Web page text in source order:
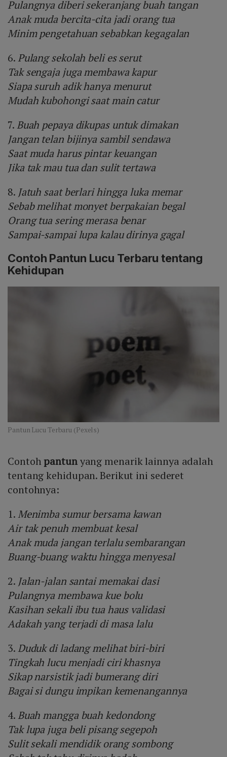
Pulangnya diberi sekeranjang buah tangan
Anak muda bercita-cita jadi orang tua
Minim pengetahuan sebabkan kegagalan
6. Pulang sekolah beli es serut
Tak sengaja juga membawa kapur
Siapa suruh adik hanya menurut
Mudah kubohongi saat main catur
7. Buah pepaya dikupas untuk dimakan
Jangan telan bijinya sambil sendawa
Saat muda harus pintar keuangan
Jika tak mau tua dan sulit tertawa
8. Jatuh saat berlari hingga luka memar
Sebab melihat monyet berpakaian begal
Orang tua sering merasa benar
Sampai-sampai lupa kalau dirinya gagal
Contoh Pantun Lucu Terbaru tentang
Kehidupan
Pantun Lucu Terbaru (Pexels)
Contohpantunyang menarik lainnya adalah
tentang kehidupan. Berikut ini sederet
contohnya:
1. Menimba sumur bersama kawan
Air tak penuh membuat kesal
Anak muda jangan terlalu sembarangan
Buang-buang waktu hingga menyesal
2. Jalan-jalan santai memakai dasi
Pulangnya membawa kue bolu
Kasihan sekali ibu tua haus validasi
Adakah yang terjadi di masa lalu
3. Duduk di ladang melihat biri-biri
Tingkah lucu menjadi ciri khasnya
Sikap narsistik jadi bumerang diri
Bagai si dungu impikan kemenangannya
4. Buah mangga buah kedondong
Tak lupa juga beli pisang segepoh
Sulit sekali mendidik orang sombong